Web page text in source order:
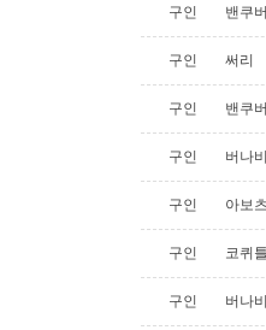
구인 밴쿠버
구인 써리
구인 밴쿠버
구인 버나비
구인 아보
구인 코퀴
구인 버나비